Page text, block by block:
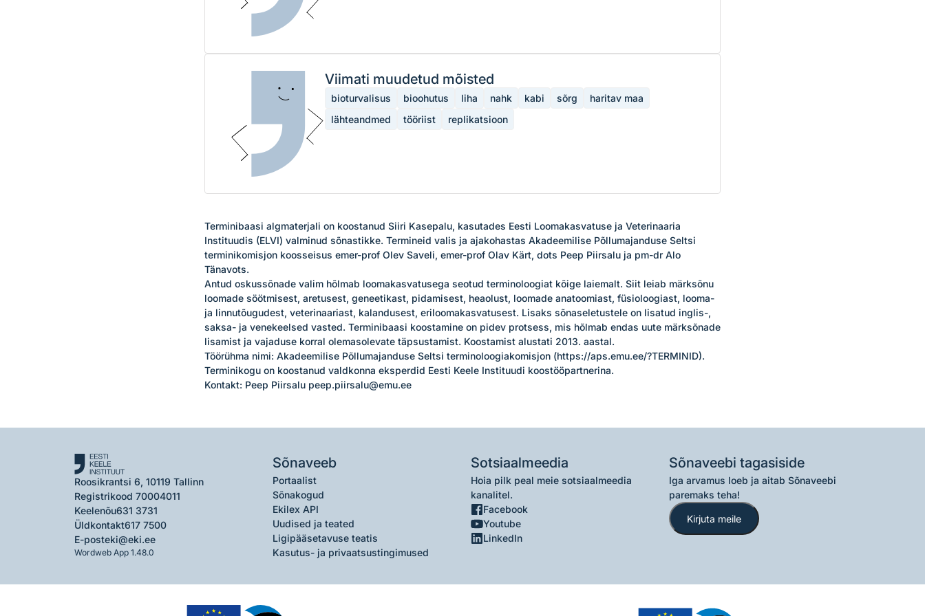
Viimati muudetud mõisted
bioturvalisus bioohutus liha nahk kabi sõrg
haritav maa
lähteandmed
tööriist replikatsioon
Terminibaasi algmaterjali on koostanud Siiri Kasepalu, kasutades Eesti Loomakasvatuse ja Veterinaaria
Instituudis (ELVI) valminud sõnastikke. Termineid valis ja ajakohastas Akadeemilise Põllumajanduse Seltsi
terminikomisjon koosseisus emer-prof Olev Saveli, emer-prof Olav Kärt, dots Peep Piirsalu ja pm-dr Alo
Tänavots.
Antud oskussõnade valim hõlmab loomakasvatusega seotud terminoloogiat kõige laiemalt. Siit leiab märksõnu
loomade söötmisest, aretusest, geneetikast, pidamisest, heaolust, loomade anatoomiast, füsioloogiast, looma-
ja linnutõugudest, veterinaariast, kalandusest, eriloomakasvatusest. Lisaks sõnaseletustele on lisatud inglis-,
saksa- ja venekeelsed vasted. Terminibaasi koostamine on pidev protsess, mis hõlmab endas uute märksõnade
lisamist ja vajaduse korral olemasolevate täpsustamist. Koostamist alustati 2013. aastal.
Töörühma nimi: Akadeemilise Põllumajanduse Seltsi terminoloogiakomisjon (https://aps.emu.ee/?TERMINID).
Terminikogu on koostanud valdkonna eksperdid Eesti Keele Instituudi koostööpartnerina.
Kontakt: Peep Piirsalu peep.piirsalu@emu.ee
Roosikrantsi 6, 10119 Tallinn
Registrikood 70004011
Keelenõu631 3731
Üldkontakt617 7500
E-posteki@eki.ee
Wordweb App 1.48.0
Sõnaveeb
Portaalist
Sõnakogud
Ekilex API
Uudised ja teated
Ligipääsetavuse teatis
Kasutus- ja privaatsustingimused
Sotsiaalmeedia
Hoia pilk peal meie sotsiaalmeedia
kanalitel.
Facebook
Youtube
LinkedIn
Sõnaveebi tagasiside
Iga arvamus loeb ja aitab Sõnaveebi
paremaks teha!
Kirjuta meile